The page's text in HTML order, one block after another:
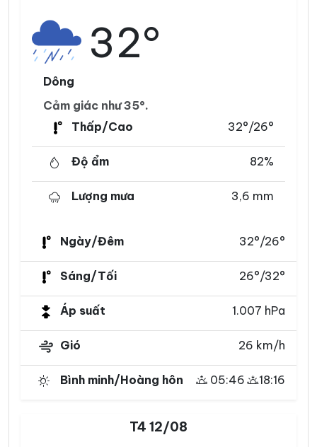
32°
Dông
Cảm giác như 35°.
Thấp/Cao
32°/26°
Độ ẩm 82%
Lượng mưa 3,6 mm
Ngày/Đêm 32°/26°
Sáng/Tối 26°/32°
Áp suất 1.007 hPa
Gió 26 km/h
Bình minh/Hoàng hôn 05:46 18:16
T4 12/08